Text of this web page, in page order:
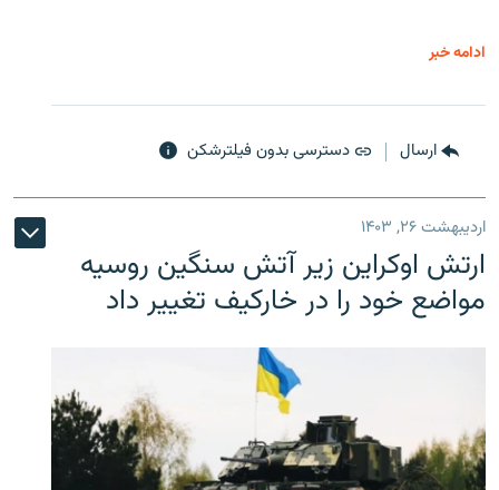
ادامه خبر
ارسال دسترسی بدون فیلترشکن
اردیبهشت ۲۶, ۱۴۰۳
ارتش اوکراین زیر آتش سنگین روسیه
مواضع خود را در خارکیف تغییر داد